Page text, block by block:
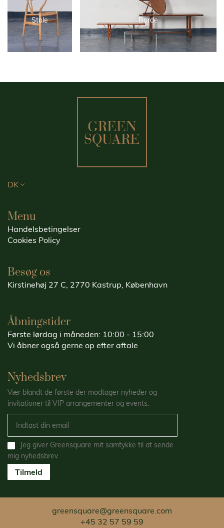
Stole Borde
DK
Menu
Handelsbetingelser
Cookies Policy
Besøg os
Kirstinehøj 27 C, 2770 Kastrup, København
Åbningstider
Første lørdag i måneden: 10:00 - 15:00
Vi åbner også gerne op efter aftale
Nyhedsbrev
Vær blandt de første der modtager nyheder og
invitationer til VIP arrangementer og events.
Jeg giver Greensquare mit samtykke til at sende
mig nyhedsbrev
Tilmeld
greensquare@greensquare.com
+45 32 57 59 59